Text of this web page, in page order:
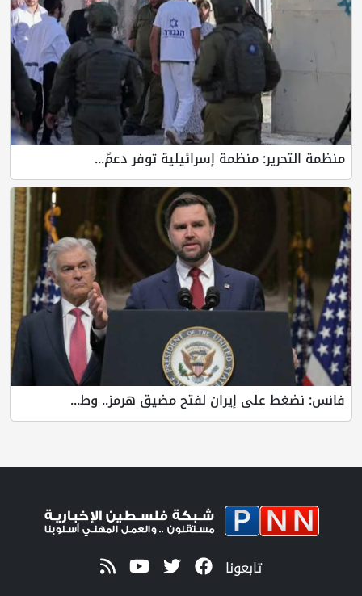
منظمة التحرير: منظمة إسرائيلية توفر دعمً...
فانس: نضغط على إيران لفتح مضيق هرمز.. وط...
تابعونا